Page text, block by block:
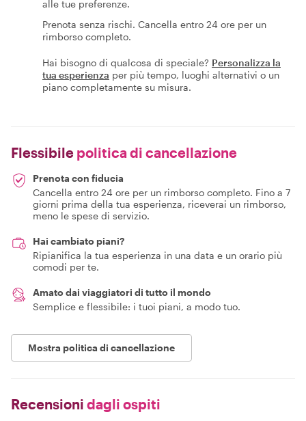
alle tue preferenze.
Prenota senza rischi. Cancella entro 24 ore per un
rimborso completo.
Hai bisogno di qualcosa di speciale? Personalizza la
tua esperienza per più tempo, luoghi alternativi o un
piano completamente su misura.
Flessibile politica di cancellazione
Prenota con fiducia
Cancella entro 24 ore per un rimborso completo. Fino a 7
giorni prima della tua esperienza, riceverai un rimborso,
meno le spese di servizio.
Hai cambiato piani?
Ripianifica la tua esperienza in una data e un orario più
comodi per te.
Amato dai viaggiatori di tutto il mondo
Semplice e flessibile: i tuoi piani, a modo tuo.
Mostra politica di cancellazione
Recensioni dagli ospiti